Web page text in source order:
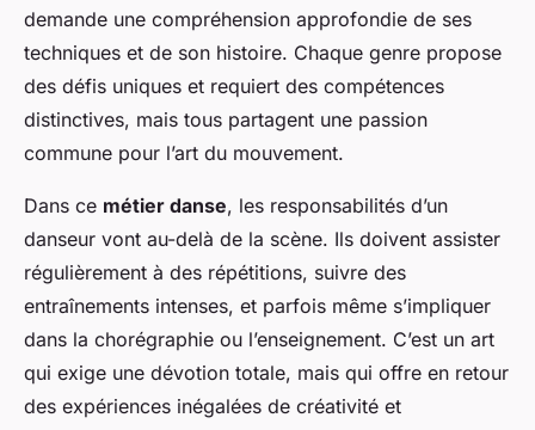
demande une compréhension approfondie de ses
techniques et de son histoire. Chaque genre propose
des défis uniques et requiert des compétences
distinctives, mais tous partagent une passion
commune pour l’art du mouvement.
Dans ce métier danse, les responsabilités d’un
danseur vont au-delà de la scène. Ils doivent assister
régulièrement à des répétitions, suivre des
entraînements intenses, et parfois même s’impliquer
dans la chorégraphie ou l’enseignement. C’est un art
qui exige une dévotion totale, mais qui offre en retour
des expériences inégalées de créativité et